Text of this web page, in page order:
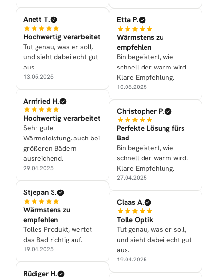
Anett T.
Hochwertig verarbeitet
Tut genau, was er soll,
und sieht dabei echt gut
aus.
13.05.2025
Arnfried H.
Hochwertig verarbeitet
Sehr gute
Wärmeleistung, auch bei
größeren Bädern
ausreichend.
29.04.2025
Stjepan S.
Wärmstens zu
empfehlen
Tolles Produkt, wertet
das Bad richtig auf.
19.04.2025
Rüdiger H.
Etta P.
Wärmstens zu
empfehlen
Bin begeistert, wie
schnell der warm wird.
Klare Empfehlung.
10.05.2025
Christopher P.
Perfekte Lösung fürs
Bad
Bin begeistert, wie
schnell der warm wird.
Klare Empfehlung.
27.04.2025
Claas A.
Tolle Optik
Tut genau, was er soll,
und sieht dabei echt gut
aus.
19.04.2025